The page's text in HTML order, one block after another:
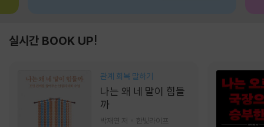
실시간 BOOK UP!
관계 회복 말하기
나는 왜 네 말이 힘들
까
박재연 저 한빛라이프